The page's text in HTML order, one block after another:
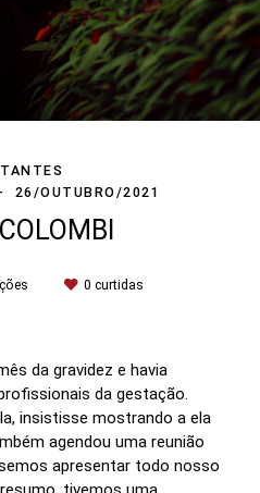
26/OUTUBRO/2021
0 curtidas
da gravidez e havia
da gestação.
insistisse mostrando a ela
agendou uma reunião
apresentar todo nosso